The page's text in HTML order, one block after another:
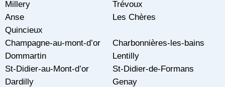
Millery
Trévoux
Anse
Les Chères
Quincieux
Champagne-au-mont-d’or
Charbonnières-les-bains
Dommartin
Lentilly
St-Didier-au-Mont-d’or
St-Didier-de-Formans
Dardilly
Genay